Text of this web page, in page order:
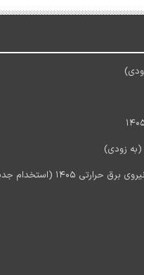
1405 (استخدام جدید)